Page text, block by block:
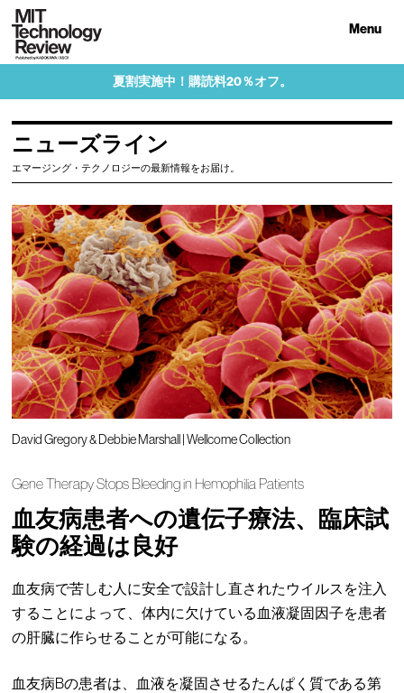
Menu
夏割実施中！購読料20％オフ。
ニューズライン
エマージング・テクノロジーの最新情報をお届け。
David Gregory & Debbie Marshall | Wellcome Collection
Gene Therapy Stops Bleeding in Hemophilia Patients
血友病患者への遺伝子療法、臨床試
験の経過は良好
血友病で苦しむ人に安全で設計し直されたウイルスを注入
することによって、体内に欠けている血液凝固因子を患者
の肝臓に作らせることが可能になる。
血友病Bの患者は、血液を凝固させるたんぱく質である第